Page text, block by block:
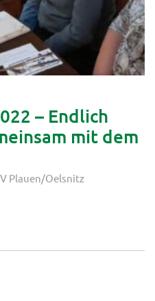
– Endlich
mit dem
Plauen/Oelsnitz